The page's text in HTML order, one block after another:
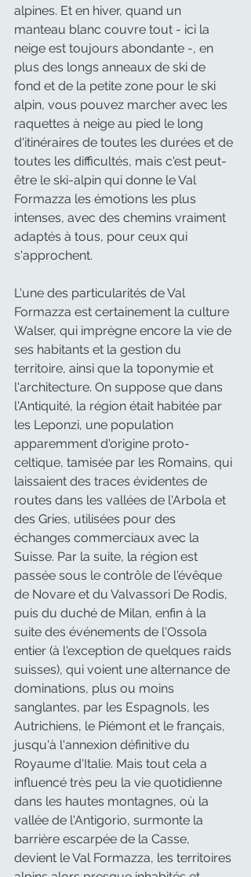
alpines. Et en hiver, quand un
manteau blanc couvre tout - ici la
neige est toujours abondante -, en
plus des longs anneaux de ski de
fond et de la petite zone pour le ski
alpin, vous pouvez marcher avec les
raquettes à neige au pied le long
d'itinéraires de toutes les durées et de
toutes les difficultés, mais c'est peut-
être le ski-alpin qui donne le Val
Formazza les émotions les plus
intenses, avec des chemins vraiment
adaptés à tous, pour ceux qui
s'approchent.
L'une des particularités de Val
Formazza est certainement la culture
Walser, qui imprègne encore la vie de
ses habitants et la gestion du
territoire, ainsi que la toponymie et
l'architecture. On suppose que dans
l'Antiquité, la région était habitée par
les Leponzi, une population
apparemment d'origine proto-
celtique, tamisée par les Romains, qui
laissaient des traces évidentes de
routes dans les vallées de l'Arbola et
des Gries, utilisées pour des
échanges commerciaux avec la
Suisse. Par la suite, la région est
passée sous le contrôle de l'évêque
de Novare et du Valvassori De Rodis,
puis du duché de Milan, enfin à la
suite des événements de l'Ossola
entier (à l'exception de quelques raids
suisses), qui voient une alternance de
dominations, plus ou moins
sanglantes, par les Espagnols, les
Autrichiens, le Piémont et le français,
jusqu'à l'annexion définitive du
Royaume d'Italie. Mais tout cela a
influencé très peu la vie quotidienne
dans les hautes montagnes, où la
vallée de l'Antigorio, surmonte la
barrière escarpée de la Casse,
devient le Val Formazza, les territoires